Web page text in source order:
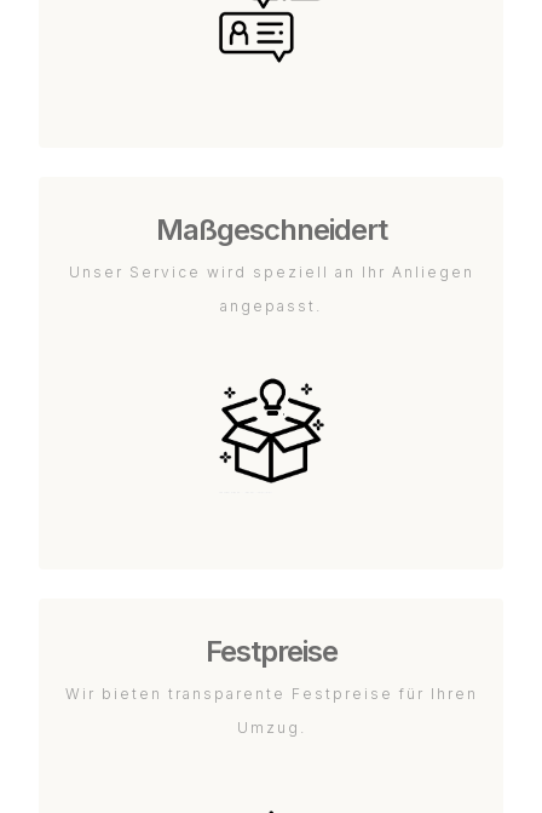
Maßgeschneidert
Unser Service wird speziell an Ihr Anliegen
angepasst.
Festpreise
Wir bieten transparente Festpreise für Ihren
Umzug.